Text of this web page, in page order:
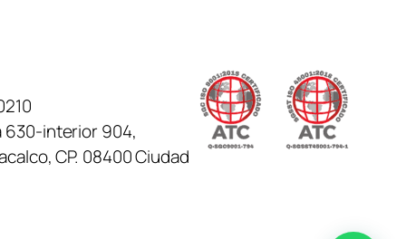
630-interior 904,
CP. 08400 Ciudad